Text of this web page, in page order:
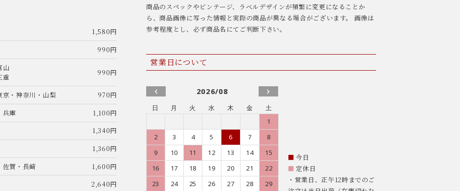
1,580円
990円
山
重
990円
・神奈川・山梨
970円
兵庫
1,100円
1,340円
1,360円
佐賀・長崎
1,600円
2,640円
商品のスペックやビンテージ、ラベルデザインが頻繁に変更になることか
ら、商品画像に写った情報と実際の商品が異なる場合がございます。 画像は
参考程度とし、必ず商品名にてご判断下さい。
営業日について
2026/08
日 月 火 水 木 金
土
1
2
3 4 5 6 7
8
9
10 11 12 13 14
15
16
17 18 19 20 21
22
23
24 25 26 27 28 29
■ 今日
■ 定休日
・営業日、正午12時までのご